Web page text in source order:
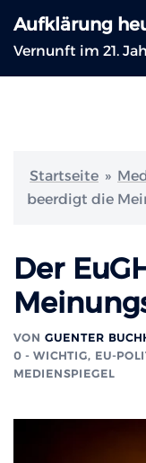
Inhalt
springen
Aufklärung
Vernunft im 21.
Startseite »
beerdigt die
Der
VON GUENTER
0 - WICHTIG, EU-
MEDIENSPIEGEL